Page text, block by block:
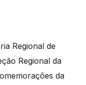
Regional de
Regional da
da